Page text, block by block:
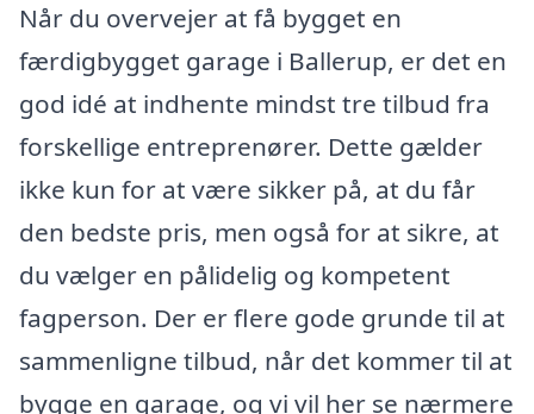
Når du overvejer at få bygget en
færdigbygget garage i Ballerup, er det en
god idé at indhente mindst tre tilbud fra
forskellige entreprenører. Dette gælder
ikke kun for at være sikker på, at du får
den bedste pris, men også for at sikre, at
du vælger en pålidelig og kompetent
fagperson. Der er flere gode grunde til at
sammenligne tilbud, når det kommer til at
bygge en garage, og vi vil her se nærmere